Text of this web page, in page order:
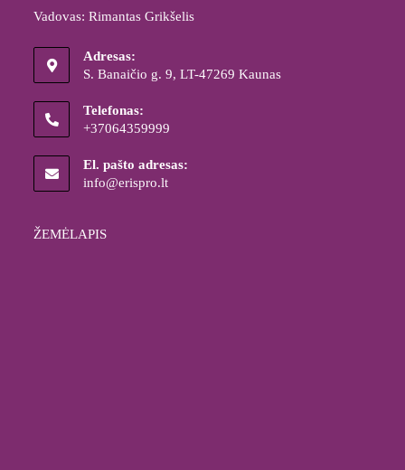
Vadovas: Rimantas Grikšelis
Adresas:
S. Banaičio g. 9, LT-47269 Kaunas
Telefonas:
+37064359999
El. pašto adresas:
info@erispro.lt
ŽEMĖLAPIS